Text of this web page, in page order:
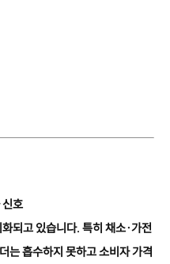
호
되고 있습니다. 특히 채소·가전
는 흡수하지 못하고 소비자 가격